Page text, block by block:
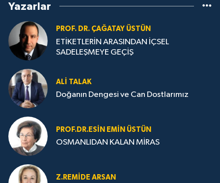
Yazarlar
PROF. DR. ÇAĞATAY ÜSTÜN
ETİKETLERİN ARASINDAN İÇSEL
SADELEŞMEYE GEÇİŞ
ALI TALAK
Doğanın Dengesi ve Can Dostlarımız
PROF.DR.ESIN EMIN ÜSTÜN
OSMANLIDAN KALAN MİRAS
Z.REMIDE ARSAN